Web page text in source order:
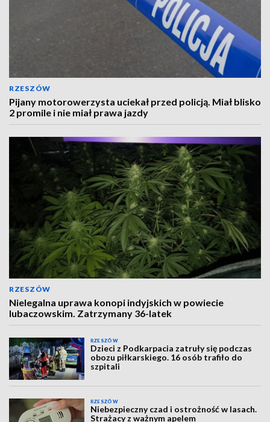
RZESZÓW
Pijany motorowerzysta uciekał przed policją. Miał blisko
2 promile i nie miał prawa jazdy
RZESZÓW
Nielegalna uprawa konopi indyjskich w powiecie
lubaczowskim. Zatrzymany 36-latek
RZESZÓW
Dzieci z Podkarpacia zatruły się podczas
obozu piłkarskiego. 16 osób trafiło do
szpitali
RZESZÓW
Niebezpieczny czad i ostrożność w lasach.
Strażacy z ważnym apelem